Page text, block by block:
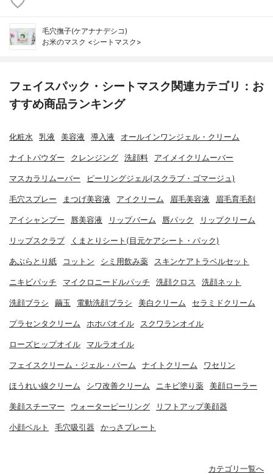
毛穴撫子(ケアナナデシコ)
お米のマスク <シートマスク>
フェイスパック・シートマスク関連カテゴリ：お
すすめ商品ランキング
化粧水 乳液 美容液 導入液 オールインワンジェル・クリーム
ナイトパウダー クレンジング 洗顔料 アイメイクリムーバー
マスカラリムーバー ピーリングジェル(スクラブ・ゴマージュ)
毛穴スプレー まつげ美容液 アイクリーム 眉毛美容液 眉毛育毛剤
アイシャンプー 唇美容液 リップバーム 唇パック リップクリーム
リップスクラブ くまとりシート(目元ケアシート・パック)
あぶらとり紙 コットン シミ用飲み薬 スキンケアトラベルセット
ニキビパッチ マイクロニードルパッチ 洗顔クロス 洗顔ネット
洗顔ブラシ 繭玉 電動洗顔ブラシ 美白クリーム セラミドクリーム
プラセンタクリーム ホホバオイル スクワランオイル
ローズヒップオイル マルラオイル
フェイスクリーム・ジェル・バーム ナイトクリーム ワセリン
ほうれい線クリーム シワ改善クリーム ニキビ塗り薬 美顔ローラー
美顔スチーマー ウォーターピーリング リフトアップ美顔器
小顔ベルト 毛穴吸引器 かっさプレート
カテゴリ一覧へ